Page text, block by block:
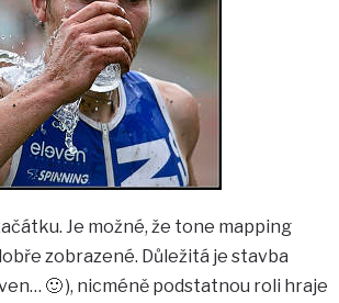
Je možné, že tone mapping
zobrazené. Důležitá je stavba
🙂 ), nicméně podstatnou roli hraje